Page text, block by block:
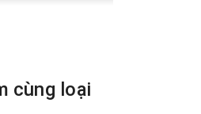
khá phổ biến thường sử dụng
Với mong muốn
cùng loại